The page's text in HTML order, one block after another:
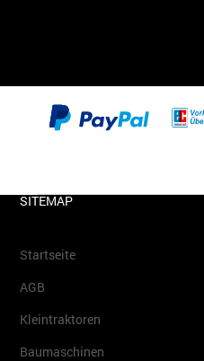
SITEMAP
Startseite
AGB
Kleintraktoren
Baumaschinen